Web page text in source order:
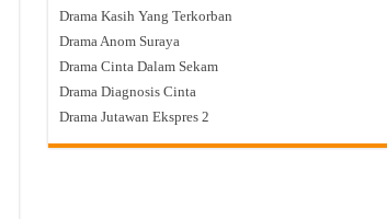
Drama Kasih Yang Terkorban
Drama Anom Suraya
Drama Cinta Dalam Sekam
Drama Diagnosis Cinta
Drama Jutawan Ekspres 2